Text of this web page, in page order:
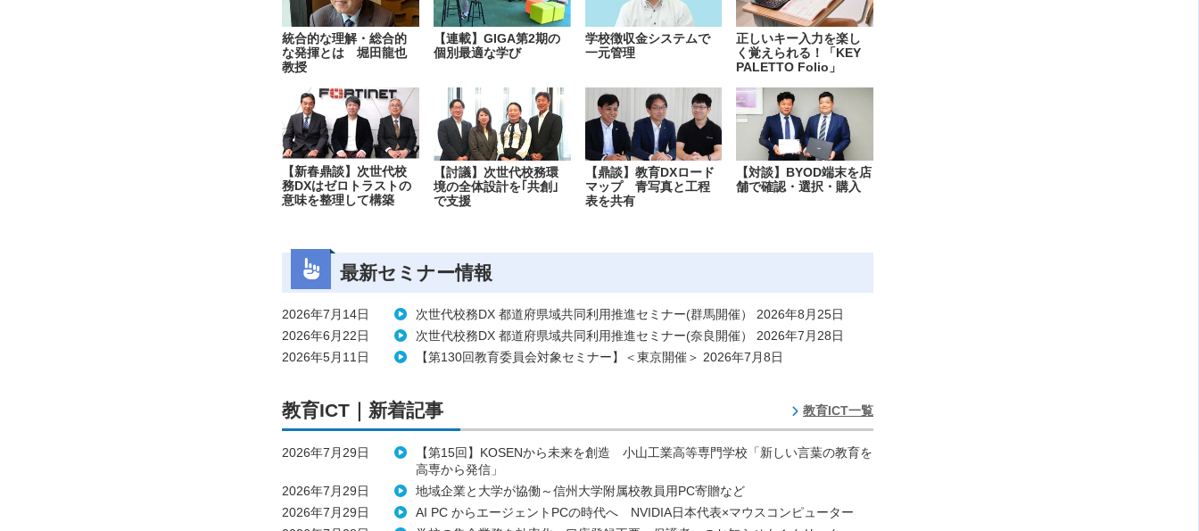
統合的な理解・総合的
な発揮とは 堀田龍也
教授
【連載】GIGA第2期の
個別最適な学び
学校徴収金システムで
一元管理
正しいキー入力を楽し
く覚えられる！「KEY
PALETTO Folio」
【新春鼎談】次世代校
務DXはゼロトラストの
意味を整理して構築
【討議】次世代校務環
境の全体設計を｢共創｣
で支援
【鼎談】教育DXロード
マップ 青写真と工程
表を共有
【対談】BYOD端末を店
舗で確認・選択・購入
最新セミナー情報
2026年7月14日
次世代校務DX 都道府県域共同利用推進セミナー(群馬開催） 2026年8月25日
2026年6月22日
次世代校務DX 都道府県域共同利用推進セミナー(奈良開催） 2026年7月28日
2026年5月11日
【第130回教育委員会対象セミナー】＜東京開催＞ 2026年7月8日
教育ICT｜新着記事 教育ICT一覧
2026年7月29日
【第15回】KOSENから未来を創造 小山工業高等専門学校「新しい言葉の教育を
高専から発信」
2026年7月29日
地域企業と大学が協働～信州大学附属校教員用PC寄贈など
2026年7月29日
AI PC からエージェントPCの時代へ NVIDIA日本代表×マウスコンピューター